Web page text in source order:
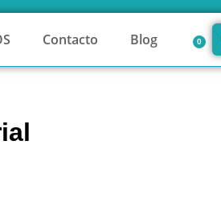
Contacto Blog 0